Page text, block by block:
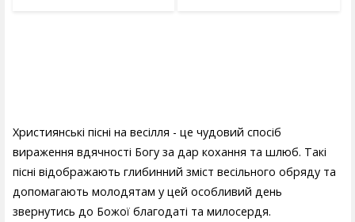
Християнські пісні на весілля - це чудовий спосіб
вираження вдячності Богу за дар кохання та шлюб. Такі
пісні відображають глибинний зміст весільного обряду та
допомагають молодятам у цей особливий день
звернутись до Божої благодаті та милосердя.